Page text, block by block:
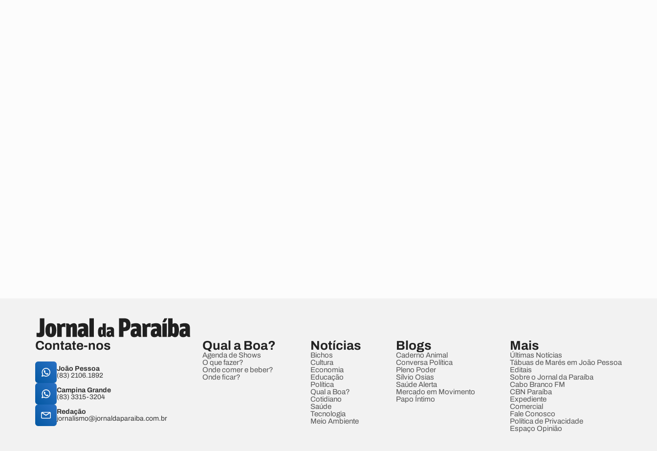
Contate-nos
João Pessoa
(83) 2106.1892
Campina Grande
(83) 3315-3204
Redação
jornalismo@jornaldaparaiba.com.br
Qual a Boa?
Agenda de Shows
O que fazer?
Onde comer e beber?
Onde ficar?
Notícias
Bichos
Cultura
Economia
Educação
Política
Qual a Boa?
Cotidiano
Saúde
Tecnologia
Meio Ambiente
Blogs
Caderno Animal
Conversa Política
Pleno Poder
Sílvio Osias
Saúde Alerta
Mercado em Movimento
Papo Íntimo
Mais
Últimas Notícias
Tábuas de Marés em João Pessoa
Editais
Sobre o Jornal da Paraíba
Cabo Branco FM
CBN Paraíba
Expediente
Comercial
Fale Conosco
Política de Privacidade
Espaço Opinião